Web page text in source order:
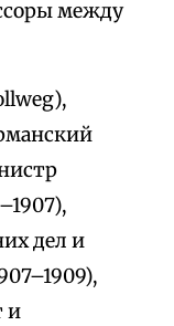
между
дел и
и